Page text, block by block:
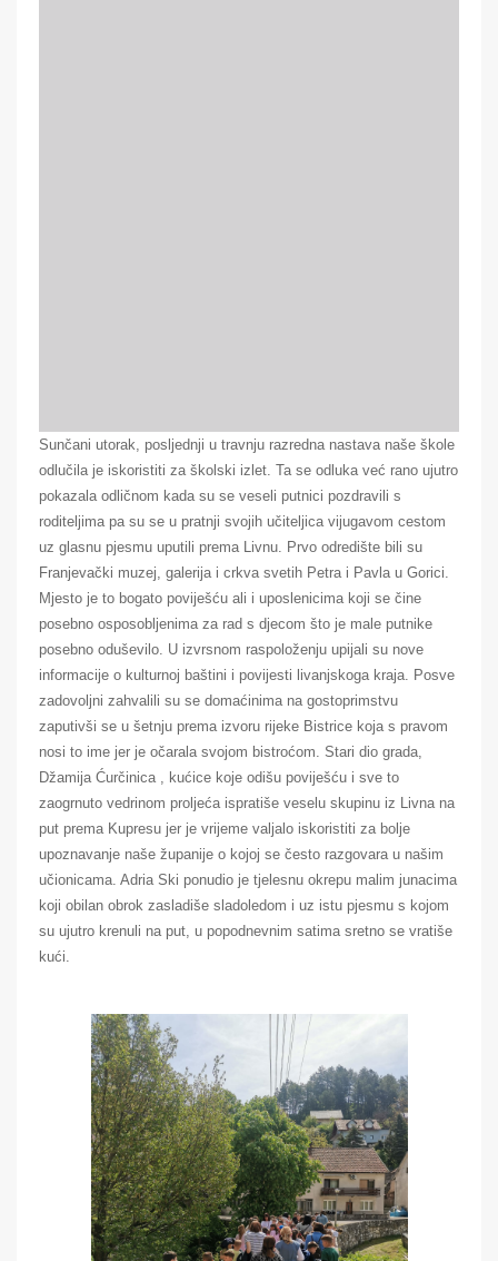
Sunčani utorak, posljednji u travnju razredna nastava naše škole
odlučila je iskoristiti za školski izlet. Ta se odluka već rano ujutro
pokazala odličnom kada su se veseli putnici pozdravili s
roditeljima pa su se u pratnji svojih učiteljica vijugavom cestom
uz glasnu pjesmu uputili prema Livnu. Prvo odredište bili su
Franjevački muzej, galerija i crkva svetih Petra i Pavla u Gorici.
Mjesto je to bogato poviješću ali i uposlenicima koji se čine
posebno osposobljenima za rad s djecom što je male putnike
posebno oduševilo. U izvrsnom raspoloženju upijali su nove
informacije o kulturnoj baštini i povijesti livanjskoga kraja. Posve
zadovoljni zahvalili su se domaćinima na gostoprimstvu
zaputivši se u šetnju prema izvoru rijeke Bistrice koja s pravom
nosi to ime jer je očarala svojom bistroćom. Stari dio grada,
Džamija Ćurčinica , kućice koje odišu poviješću i sve to
zaogrnuto vedrinom proljeća ispratiše veselu skupinu iz Livna na
put prema Kupresu jer je vrijeme valjalo iskoristiti za bolje
upoznavanje naše županije o kojoj se često razgovara u našim
učionicama. Adria Ski ponudio je tjelesnu okrepu malim junacima
koji obilan obrok zasladiše sladoledom i uz istu pjesmu s kojom
su ujutro krenuli na put, u popodnevnim satima sretno se vratiše
kući.